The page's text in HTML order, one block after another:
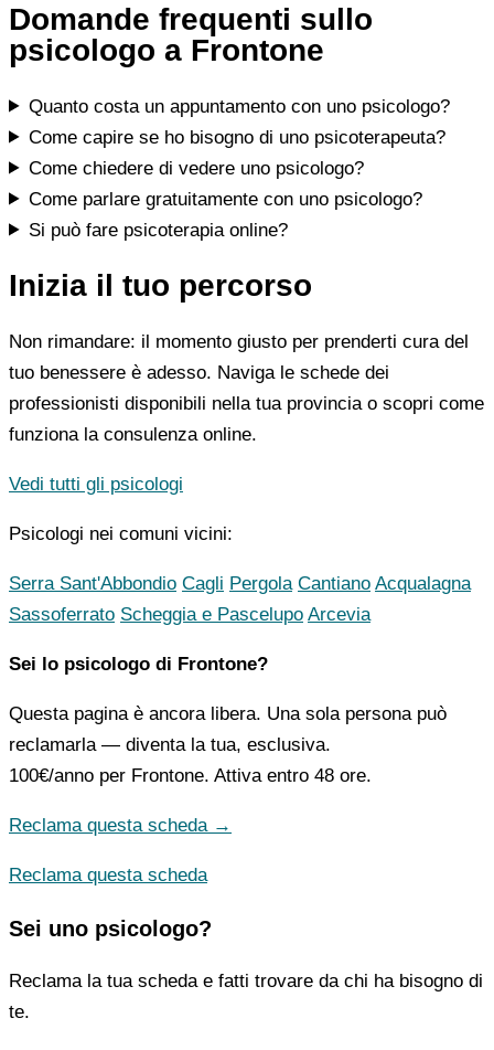
Domande frequenti sullo
psicologo a Frontone
Quanto costa un appuntamento con uno psicologo?
Come capire se ho bisogno di uno psicoterapeuta?
Come chiedere di vedere uno psicologo?
Come parlare gratuitamente con uno psicologo?
Si può fare psicoterapia online?
Inizia il tuo percorso
Non rimandare: il momento giusto per prenderti cura del
tuo benessere è adesso. Naviga le schede dei
professionisti disponibili nella tua provincia o scopri come
funziona la consulenza online.
Vedi tutti gli psicologi
Psicologi nei comuni vicini:
Serra Sant'Abbondio Cagli Pergola Cantiano Acqualagna
Sassoferrato Scheggia e Pascelupo Arcevia
Sei lo psicologo di Frontone?
Questa pagina è ancora libera. Una sola persona può
reclamarla — diventa la tua, esclusiva.
100€/anno per Frontone. Attiva entro 48 ore.
Reclama questa scheda →
Reclama questa scheda
Sei uno psicologo?
Reclama la tua scheda e fatti trovare da chi ha bisogno di
te.